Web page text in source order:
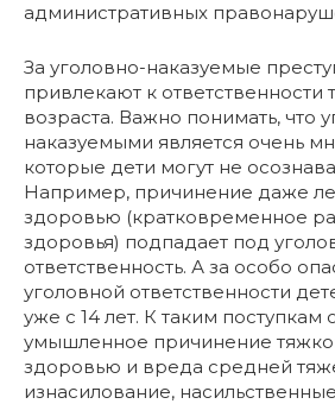
административных
За уголовно-наказуемые
привлекают к ответственности
возраста. Важно понимать, что
наказуемыми является очень
которые дети могут не
Например, причинение даже
здоровью (кратковременное
здоровья) подпадает под
ответственность. А за особо
уголовной ответственности
уже с 14 лет. К таким поступкам
умышленное причинение
здоровью и вреда средней
изнасилование,